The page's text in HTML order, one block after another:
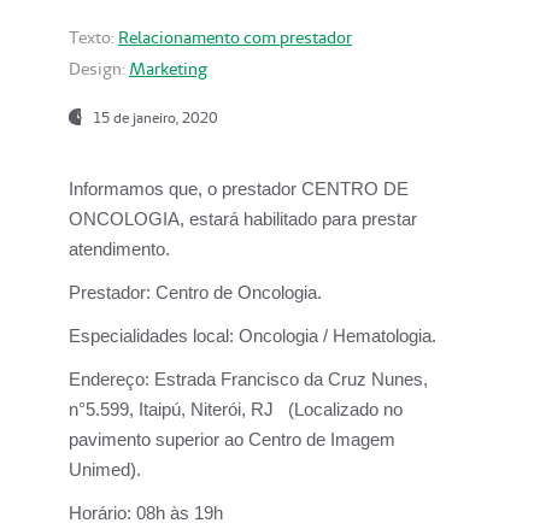
Texto: Relacionamento com prestador
Design: Marketing
15 de janeiro, 2020
Informamos que, o prestador CENTRO DE
ONCOLOGIA, estará habilitado para prestar
atendimento.
Prestador: Centro de Oncologia.
Especialidades local: Oncologia / Hematologia.
Endereço: Estrada Francisco da Cruz Nunes,
n°5.599, Itaipú, Niterói, RJ (Localizado no
pavimento superior ao Centro de Imagem
Unimed).
Horário: 08h às 19h